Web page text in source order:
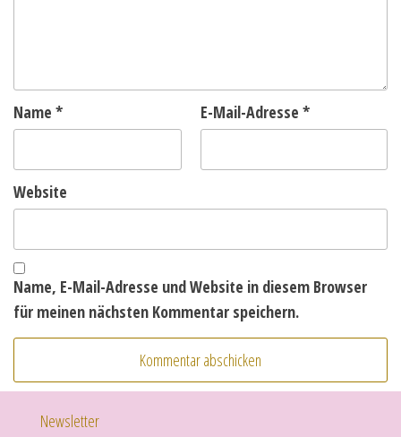
Name * E-Mail-Adresse *
Website
Name, E-Mail-Adresse und Website in diesem Browser
für meinen nächsten Kommentar speichern.
Newsletter